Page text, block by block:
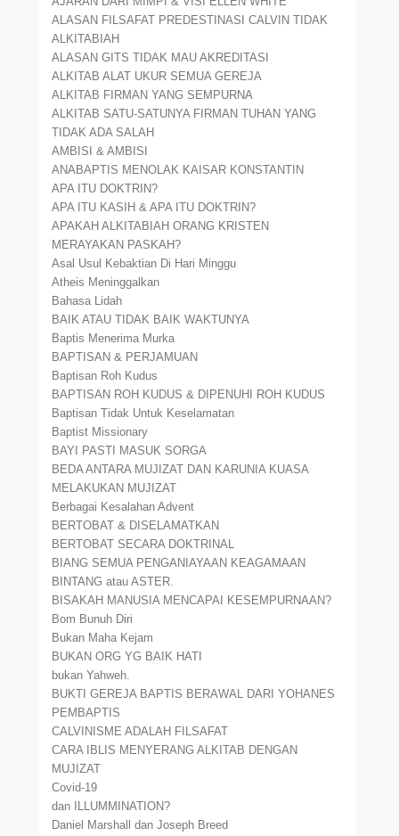
ALASAN FILSAFAT PREDESTINASI CALVIN TIDAK
ALKITABIAH
ALASAN GITS TIDAK MAU AKREDITASI
ALKITAB ALAT UKUR SEMUA GEREJA
ALKITAB FIRMAN YANG SEMPURNA
ALKITAB SATU-SATUNYA FIRMAN TUHAN YANG
TIDAK ADA SALAH
AMBISI & AMBISI
ANABAPTIS MENOLAK KAISAR KONSTANTIN
APA ITU DOKTRIN?
APA ITU KASIH & APA ITU DOKTRIN?
APAKAH ALKITABIAH ORANG KRISTEN
MERAYAKAN PASKAH?
Asal Usul Kebaktian Di Hari Minggu
Atheis Meninggalkan
Bahasa Lidah
BAIK ATAU TIDAK BAIK WAKTUNYA
Baptis Menerima Murka
BAPTISAN & PERJAMUAN
Baptisan Roh Kudus
BAPTISAN ROH KUDUS & DIPENUHI ROH KUDUS
Baptisan Tidak Untuk Keselamatan
Baptist Missionary
BAYI PASTI MASUK SORGA
BEDA ANTARA MUJIZAT DAN KARUNIA KUASA
MELAKUKAN MUJIZAT
Berbagai Kesalahan Advent
BERTOBAT & DISELAMATKAN
BERTOBAT SECARA DOKTRINAL
BIANG SEMUA PENGANIAYAAN KEAGAMAAN
BINTANG atau ASTER.
BISAKAH MANUSIA MENCAPAI KESEMPURNAAN?
Bom Bunuh Diri
Bukan Maha Kejam
BUKAN ORG YG BAIK HATI
bukan Yahweh.
BUKTI GEREJA BAPTIS BERAWAL DARI YOHANES
PEMBAPTIS
CALVINISME ADALAH FILSAFAT
CARA IBLIS MENYERANG ALKITAB DENGAN
MUJIZAT
Covid-19
dan ILLUMMINATION?
Daniel Marshall dan Joseph Breed